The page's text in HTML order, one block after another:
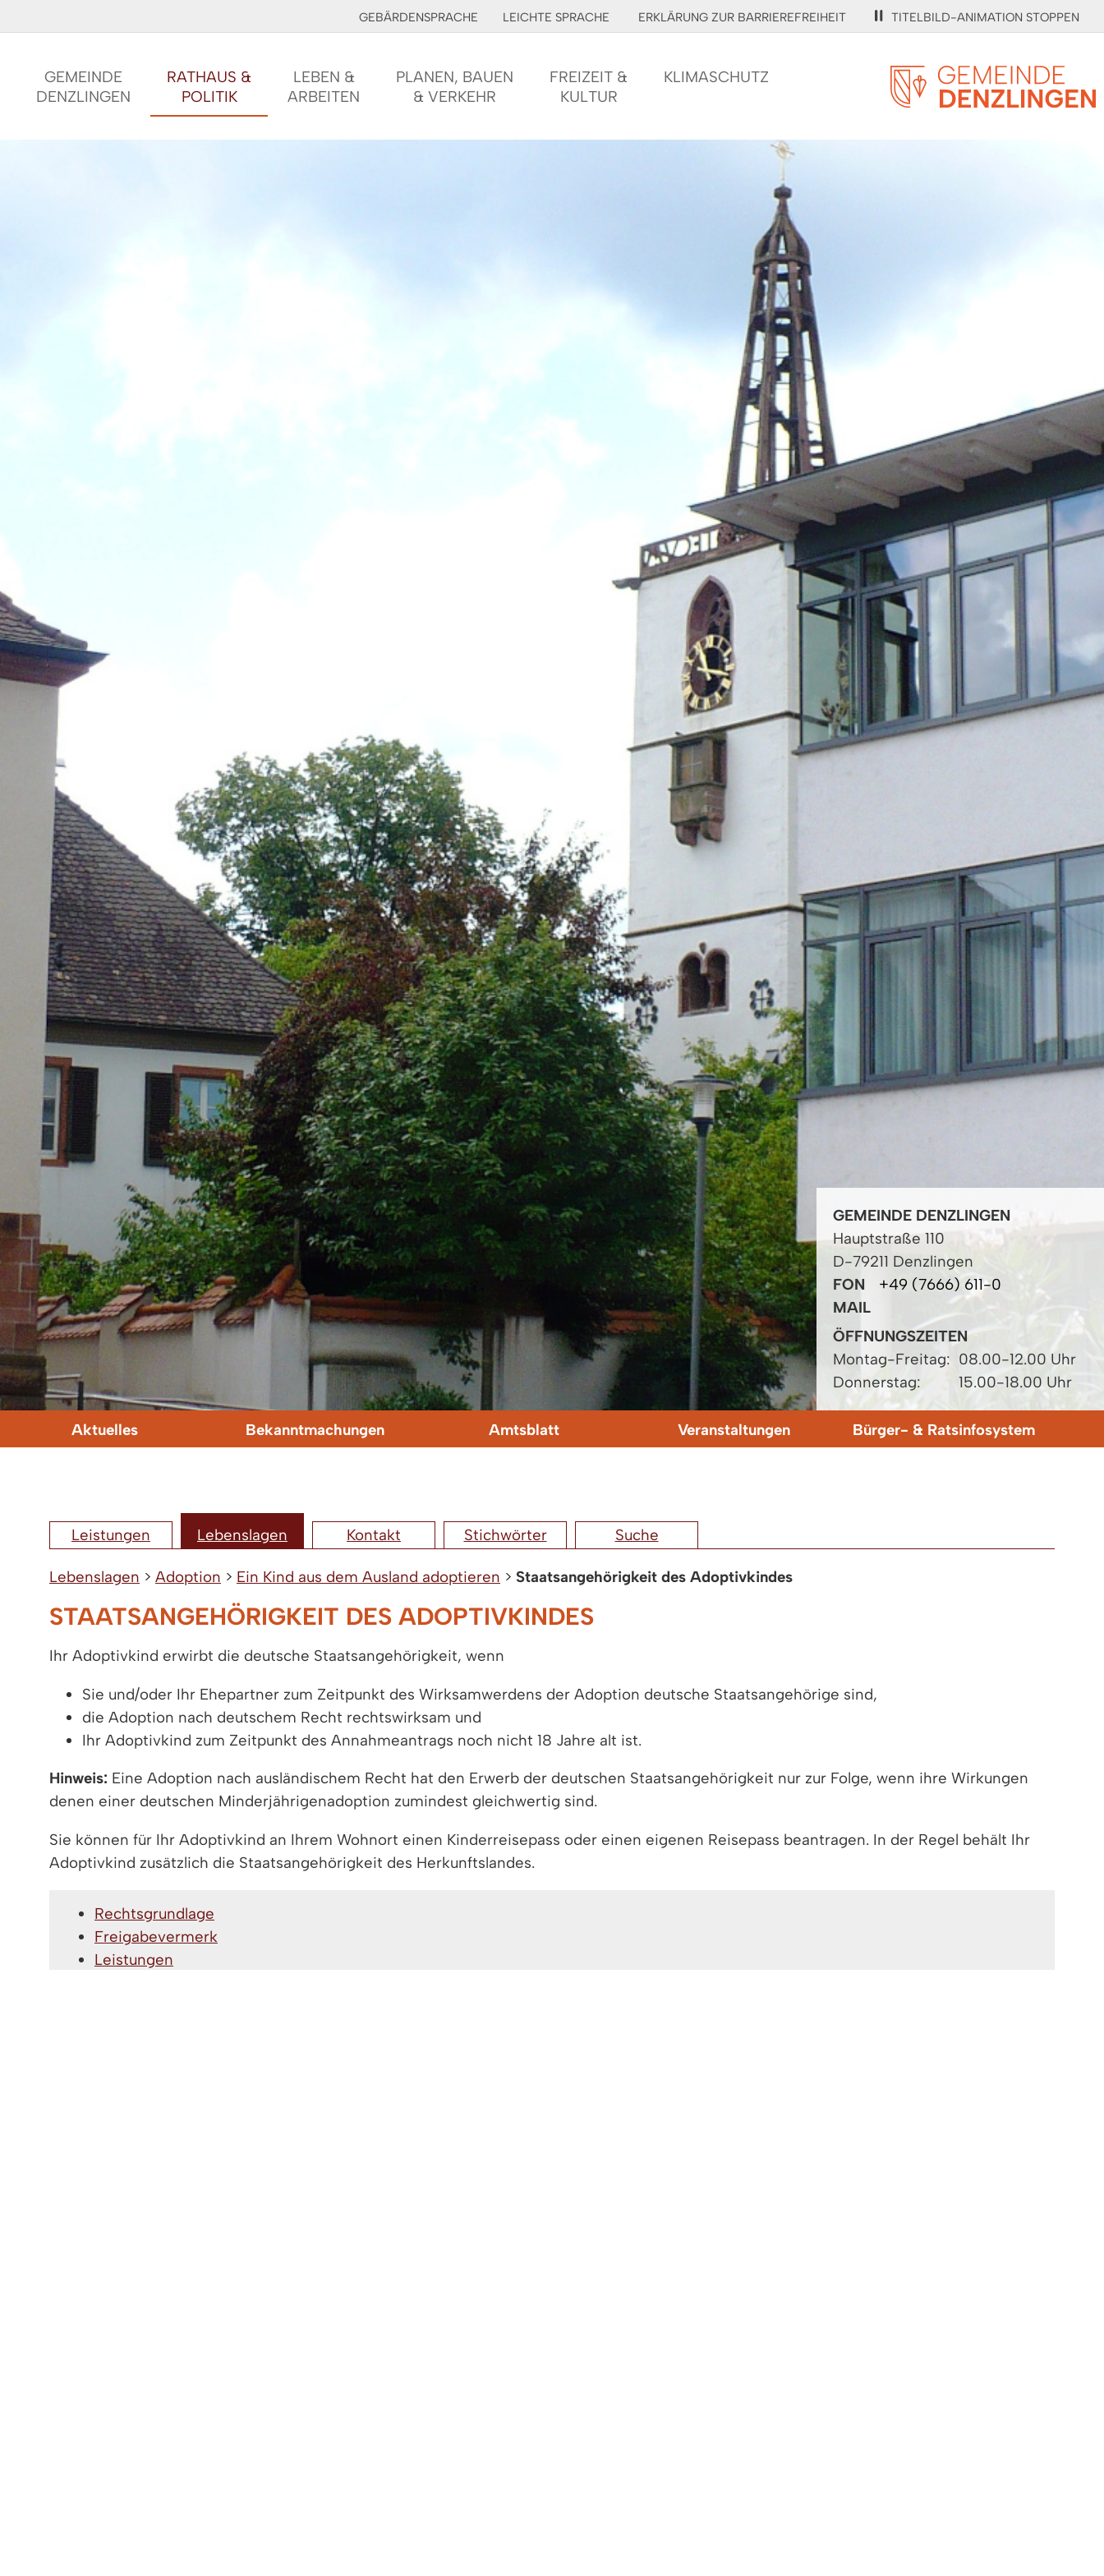
GEBÄRDENSPRACHE LEICHTE SPRACHE ERKLÄRUNG ZUR BARRIEREFREIHEIT TITELBILD-ANIMATION STOPPEN
GEMEINDE
DENZLINGEN
RATHAUS &
POLITIK
LEBEN &
ARBEITEN
PLANEN, BAUEN
& VERKEHR
FREIZEIT &
KULTUR
KLIMASCHUTZ
GEMEINDE DENZLINGEN
Hauptstraße 110
D-79211 Denzlingen
FON
+49 (7666) 611-0
MAIL
ÖFFNUNGSZEITEN
Montag-Freitag: 08.00-12.00 Uhr
Donnerstag:
15.00-18.00 Uhr
Aktuelles Bekanntmachungen Amtsblatt Veranstaltungen Bürger- & Ratsinfosystem
Leistungen Lebenslagen Kontakt Stichwörter Suche
Lebenslagen > Adoption > Ein Kind aus dem Ausland adoptieren > Staatsangehörigkeit des Adoptivkindes
STAATSANGEHÖRIGKEIT DES ADOPTIVKINDES
Ihr Adoptivkind erwirbt die deutsche Staatsangehörigkeit, wenn
Sie und/oder Ihr Ehepartner zum Zeitpunkt des Wirksamwerdens der Adoption deutsche Staatsangehörige sind,
die Adoption nach deutschem Recht rechtswirksam und
Ihr Adoptivkind zum Zeitpunkt des Annahmeantrags noch nicht 18 Jahre alt ist.
Hinweis: Eine Adoption nach ausländischem Recht hat den Erwerb der deutschen Staatsangehörigkeit nur zur Folge, wenn ihre Wirkungen
denen einer deutschen Minderjährigenadoption zumindest gleichwertig sind.
Sie können für Ihr Adoptivkind an Ihrem Wohnort einen Kinderreisepass oder einen eigenen Reisepass beantragen. In der Regel behält Ihr
Adoptivkind zusätzlich die Staatsangehörigkeit des Herkunftslandes.
Rechtsgrundlage
Freigabevermerk
Leistungen